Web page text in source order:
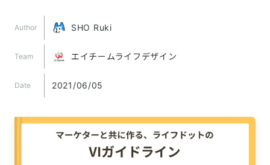
Author SHO Ruki
Team エイチームライフデザイン
Date 2021/06/05